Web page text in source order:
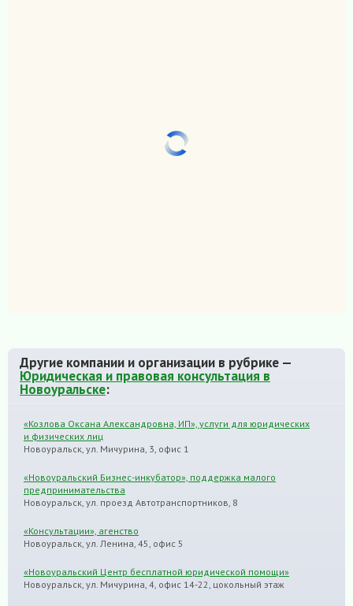
Другие компании и организации в рубрике —
Юридическая и правовая консультация в
Новоуральске:
«Козлова Оксана Александровна, ИП», услуги для юридических
и физических лиц
Новоуральск, ул. Мичурина, 3, офис 1
«Новоуральский Бизнес-инкубатор», поддержка малого
предпринимательства
Новоуральск, ул. проезд Автотранспортников, 8
«Консультации», агенство
Новоуральск, ул. Ленина, 45, офис 5
«Новоуральский Центр бесплатной юридической помощи»
Новоуральск, ул. Мичурина, 4, офис 14-22, цокольный этаж